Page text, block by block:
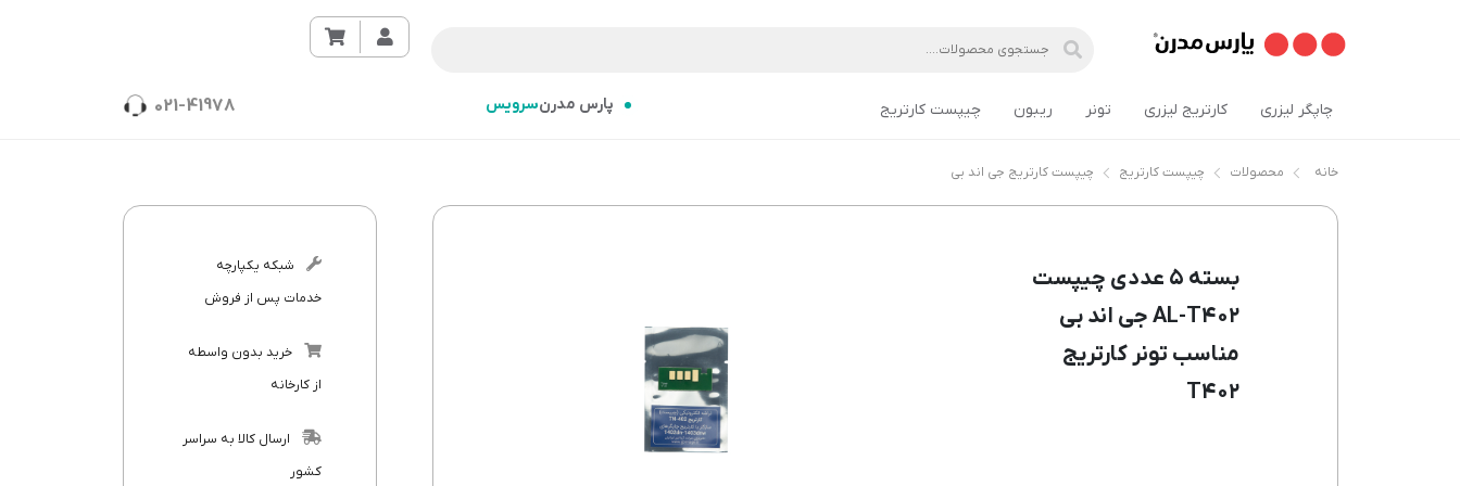
چاپگر لیزری کارتریج لیزری تونر ریبون چیپست کارتریج پارس مدرنسرویس 021-41978
خانه محصولات چیپست کارتریج چیپست کارتریج جی اند بی
بسته ۵ عددی چیپست
AL-T۴۰۲ جی اند بی
مناسب تونر کارتریج
T۴۰۲
شبکه یکپارچه
خدمات پس از فروش
خرید بدون واسطه
از کارخانه
ارسال کالا به سراسر
کشور